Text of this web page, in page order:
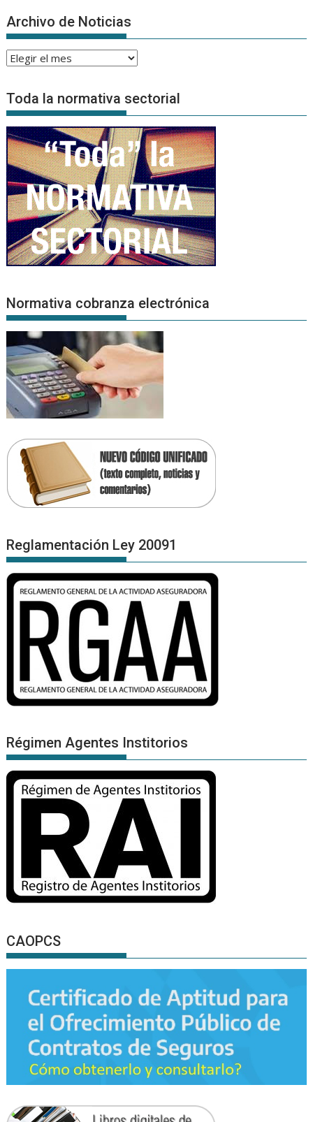
Archivo de Noticias
Archivo
Noticias
Toda la normativa sectorial
Normativa cobranza electrónica
Reglamentación Ley 20091
Régimen Agentes Institorios
CAOPCS